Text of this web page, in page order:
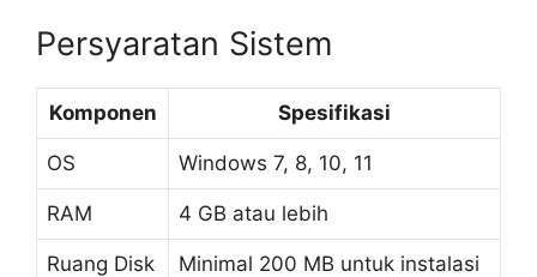
Persyaratan Sistem
Komponen Spesifikasi
OS Windows 7, 8, 10, 11
RAM 4 GB atau lebih
Ruang Disk Minimal 200 MB untuk instalasi